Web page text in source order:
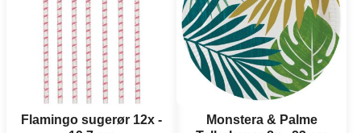
Flamingo sugerør 12x -
Monstera & Palme